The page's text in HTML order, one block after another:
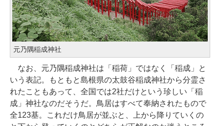
元乃隅稲成神社
なお、元乃隅稲成神社は「稲荷」ではなく「稲成」と
いう表記。もともと島根県の太鼓谷稲成神社から分霊さ
れたこともあって、全国では2社だけという珍しい「稲
成」神社なのだそうだ。鳥居はすべて奉納されたもので
全123基。これだけ鳥居が並ぶと、上から降りていくの